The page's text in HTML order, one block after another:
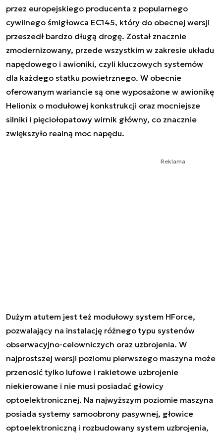
przez europejskiego producenta z popularnego
cywilnego śmigłowca EC145, który do obecnej wersji
przeszedł bardzo długą drogę. Został znacznie
zmodernizowany, przede wszystkim w zakresie układu
napędowego i awioniki, czyli kluczowych systemów
dla każdego statku powietrznego. W obecnie
oferowanym wariancie są one wyposażone w awionikę
Helionix o modułowej konkstrukcji oraz mocniejsze
silniki i pięciołopatowy wirnik główny, co znacznie
zwiększyło realną moc napędu.
Reklama
Dużym atutem jest też modułowy system HForce,
pozwalający na instalację różnego typu systenów
obserwacyjno-celowniczych oraz uzbrojenia. W
najprostszej wersji poziomu pierwszego maszyna może
przenosić tylko lufowe i rakietowe uzbrojenie
niekierowane i nie musi posiadać głowicy
optoelektronicznej. Na najwyższym poziomie maszyna
posiada systemy samoobrony pasywnej, głowice
optoelektroniczną i rozbudowany system uzbrojenia,